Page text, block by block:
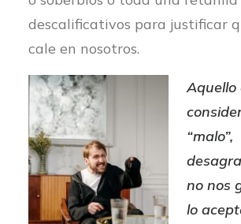
descalificativos para justificar
cale en nosotros.
Aquello
“malo”,
no nos
lo